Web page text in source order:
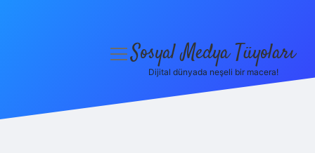
menüyüSosyal Medya Tüyoları
Dijital dünyada neşeli bir macera!